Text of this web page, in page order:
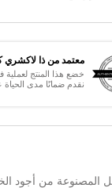
معتمد من ذا لاكشري
خضع هذا المنتج
نقدم ضمانًا مدى الحياة
المصنوعة من أجود